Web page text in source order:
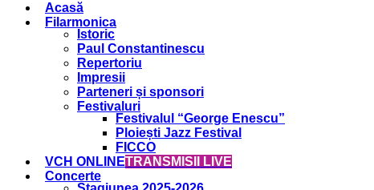
Acasă
Filarmonica
Istoric
Paul Constantinescu
Repertoriu
Impresii
Parteneri și sponsori
Festivaluri
Festivalul “George Enescu”
Ploiești Jazz Festival
FICCO
VCH ONLINETRANSMISII LIVE
Concerte